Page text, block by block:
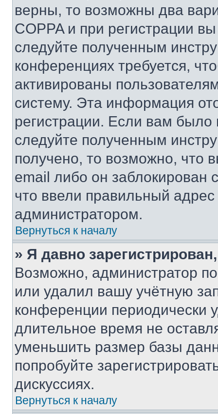
верны, то возможны два
COPPA и при регистрации
следуйте полученным
конференциях требуется,
активированы
систему. Эта информация
регистрации. Если вам
следуйте полученным
получено, то возможно, что
email либо он
что ввели правильный адрес
администратором.
Вернуться к началу
» Я давно
Возможно, администратор
или удалил вашу учётную
конференции периодически
длительное время не
уменьшить размер базы
попробуйте
дискуссиях.
Вернуться к началу